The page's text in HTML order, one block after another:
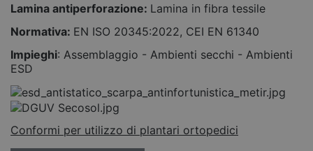
Lamina antiperforazione: Lamina in fibra tessile
Normativa: EN ISO 20345:2022, CEI EN 61340
Impieghi: Assemblaggio - Ambienti secchi - Ambienti
ESD
Conformi per utilizzo di plantari ortopedici